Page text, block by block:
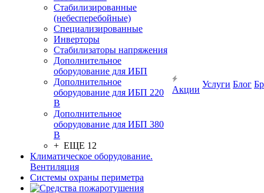
Стабилизированные
(небесперебойные)
Специализированные
Инверторы
Стабилизаторы напряжения
Дополнительное
оборудование для ИБП
Дополнительное
оборудование для ИБП 220
В
Дополнительное
оборудование для ИБП 380
В
+ ЕЩЕ 12
Климатическое оборудование.
Вентиляция
Системы охраны периметра
Акции
Услуги Блог